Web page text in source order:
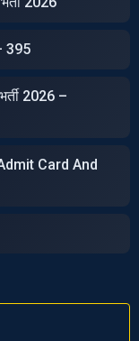
395
2026 –
Card And